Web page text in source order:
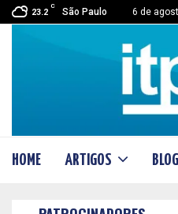
23.2
C
São Paulo 6 de
HOME ARTIGOS BLOG